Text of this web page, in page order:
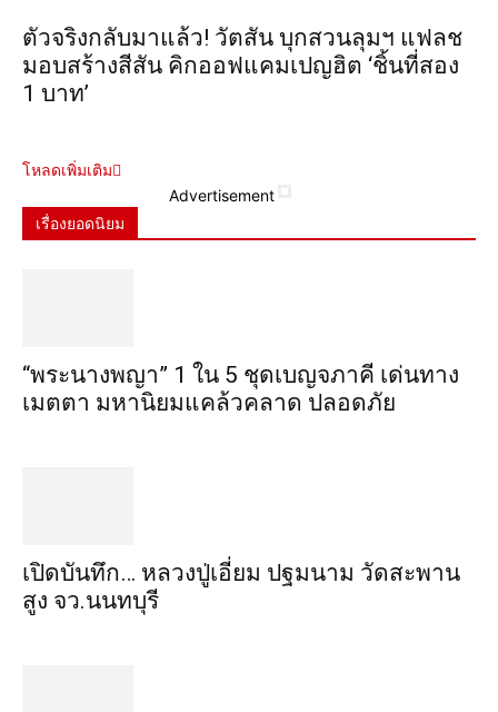
ตัวจริงกลับมาแล้ว! วัตสัน บุกสวนลุมฯ แฟลช
มอบสร้างสีสัน คิกออฟแคมเปญฮิต ‘ชิ้นที่สอง
1 บาท’
โหลดเพิ่มเติม
Advertisement
เรื่องยอดนิยม
“พระ​นาง​พญา” 1 ใน 5​ ชุดเบญจ​ภาคี​ เด่นทาง
เมตตา​ มหา​นิยม​แคล้วคลาด​ ปลอดภัย​
เปิดบันทึก… หลวงปู่เอี่ยม ​ปฐม​นาม​ วัดสะพาน
สูง​ จว.นนทบุรี